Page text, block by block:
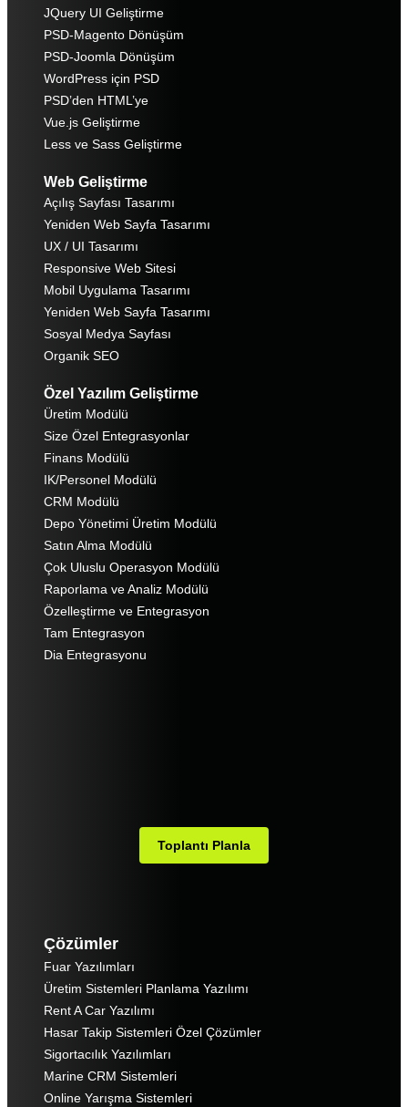
JQuery UI Geliştirme
PSD-Magento Dönüşüm
PSD-Joomla Dönüşüm
WordPress için PSD
PSD’den HTML’ye
Vue.js Geliştirme
Less ve Sass Geliştirme
Web Geliştirme
Açılış Sayfası Tasarımı
Yeniden Web Sayfa Tasarımı
UX / UI Tasarımı
Responsive Web Sitesi
Mobil Uygulama Tasarımı
Yeniden Web Sayfa Tasarımı
Sosyal Medya Sayfası
Organik SEO
Özel Yazılım Geliştirme
Üretim Modülü
Size Özel Entegrasyonlar
Finans Modülü
IK/Personel Modülü
CRM Modülü
Depo Yönetimi Üretim Modülü
Satın Alma Modülü
Çok Uluslu Operasyon Modülü
Raporlama ve Analiz Modülü
Özelleştirme ve Entegrasyon
Tam Entegrasyon
Dia Entegrasyonu
Çözümler
Fuar Yazılımları
Üretim Sistemleri Planlama Yazılımı
Rent A Car Yazılımı
Hasar Takip Sistemleri Özel Çözümler
Sigortacılık Yazılımları
Marine CRM Sistemleri
Online Yarışma Sistemleri
Toplantı Planla